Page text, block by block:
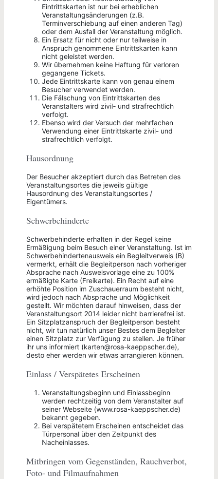
Eintrittskarten ist nur bei erheblichen
Veranstaltungsänderungen (z.B.
Terminverschiebung auf einen anderen Tag)
oder dem Ausfall der Veranstaltung möglich.
Ein Ersatz für nicht oder nur teilweise in
Anspruch genommene Eintrittskarten kann
nicht geleistet werden.
Wir übernehmen keine Haftung für verloren
gegangene Tickets.
Jede Eintrittskarte kann von genau einem
Besucher verwendet werden.
Die Fälschung von Eintrittskarten des
Veranstalters wird zivil- und strafrechtlich
verfolgt.
Ebenso wird der Versuch der mehrfachen
Verwendung einer Eintrittskarte zivil- und
strafrechtlich verfolgt.
Hausordnung
Der Besucher akzeptiert durch das Betreten des
Veranstaltungsortes die jeweils gültige
Hausordnung des Veranstaltungsortes /
Eigentümers.
Schwerbehinderte
Schwerbehinderte erhalten in der Regel keine
Ermäßigung beim Besuch einer Veranstaltung. Ist im
Schwerbehindertenausweis ein Begleitverweis (B)
vermerkt, erhält die Begleitperson nach vorheriger
Absprache nach Ausweisvorlage eine zu 100%
ermäßigte Karte (Freikarte). Ein Recht auf eine
erhöhte Position im Zuschauerraum besteht nicht,
wird jedoch nach Absprache und Möglichkeit
gestellt. Wir möchten darauf hinweisen, dass der
Veranstaltungsort 2014 leider nicht barrierefrei ist.
Ein Sitzplatzanspruch der Begleitperson besteht
nicht, wir tun natürlich unser Bestes dem Begleiter
einen Sitzplatz zur Verfügung zu stellen. Je früher
ihr uns informiert (karten@rosa-kaeppscher.de),
desto eher werden wir etwas arrangieren können.
Einlass / Verspätetes Erscheinen
Veranstaltungsbeginn und Einlassbeginn
werden rechtzeitig von dem Veranstalter auf
seiner Webseite (www.rosa-kaeppscher.de)
bekannt gegeben.
Bei verspätetem Erscheinen entscheidet das
Türpersonal über den Zeitpunkt des
Nacheinlasses.
Mitbringen vom Gegenständen, Rauchverbot,
Foto- und Filmaufnahmen